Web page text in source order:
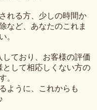
れる方、少しの時間か
など、あなたのこれま
。
ており、お客様の評価
して相応しくない方の
。
ように、これからも